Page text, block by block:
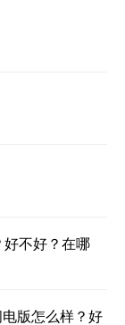
好不好？在哪
版怎么样？好